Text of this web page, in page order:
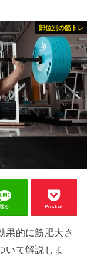
部位別の筋トレ
送る Pocket
果的に筋肥大さ
いて解説しま